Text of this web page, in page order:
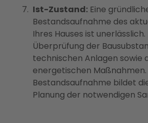
Ist-Zustand: Eine
Bestandsaufnahme des
Ihres Hauses ist
Überprüfung der
technischen Anlagen sowie
energetischen Maßnahmen.
Bestandsaufnahme bildet
Planung der notwendigen